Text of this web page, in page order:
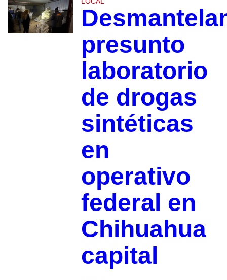
presunto
laboratorio
de drogas
sintéticas
en
operativo
federal en
Chihuahua
capital